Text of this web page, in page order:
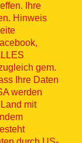
Ihre
Hinweis
gem.
Ihre Daten
werden
mit